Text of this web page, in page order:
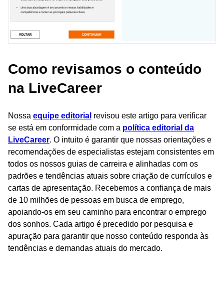
Como revisamos o conteúdo
na LiveCareer
Nossa equipe editorial revisou este artigo para verificar
se está em conformidade com a política editorial da
LiveCareer. O intuito é garantir que nossas orientações e
recomendações de especialistas estejam consistentes em
todos os nossos guias de carreira e alinhadas com os
padrões e tendências atuais sobre criação de currículos e
cartas de apresentação. Recebemos a confiança de mais
de 10 milhões de pessoas em busca de emprego,
apoiando-os em seu caminho para encontrar o emprego
dos sonhos. Cada artigo é precedido por pesquisa e
apuração para garantir que nosso conteúdo responda às
tendências e demandas atuais do mercado.